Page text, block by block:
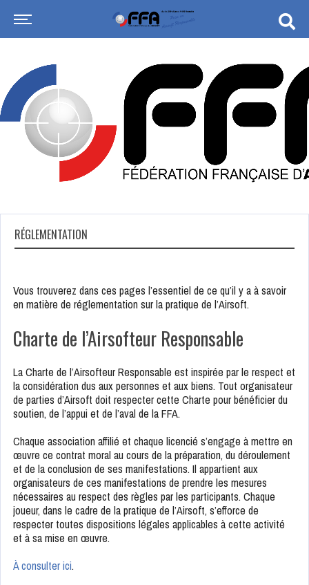
RÉGLEMENTATION
Vous trouverez dans ces pages l’essentiel de ce qu’il y a à savoir
en matière de réglementation sur la pratique de l’Airsoft.
Charte de l’Airsofteur Responsable
La Charte de l’Airsofteur Responsable est inspirée par le respect et
la considération dus aux personnes et aux biens. Tout organisateur
de parties d’Airsoft doit respecter cette Charte pour bénéficier du
soutien, de l’appui et de l’aval de la FFA.
Chaque association affilié et chaque licencié s’engage à mettre en
œuvre ce contrat moral au cours de la préparation, du déroulement
et de la conclusion de ses manifestations. Il appartient aux
organisateurs de ces manifestations de prendre les mesures
nécessaires au respect des règles par les participants. Chaque
joueur, dans le cadre de la pratique de l’Airsoft, s’efforce de
respecter toutes dispositions légales applicables à cette activité
et à sa mise en œuvre.
À consulter ici.